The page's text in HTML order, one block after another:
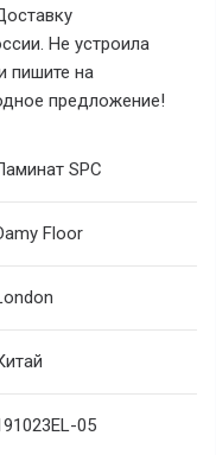
Не устроила
пишите на
предложение!
SPC
Floor
05